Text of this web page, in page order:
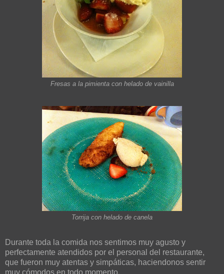
Fresas a la pimienta con helado de vainilla
Torrija con helado de canela
Durante toda la comida nos sentimos muy agusto y
perfectamente atendidos por el personal del restaurante,
que fueron muy atentas y simpáticas, haciendonos sentir
muy cómodos en todo momento.